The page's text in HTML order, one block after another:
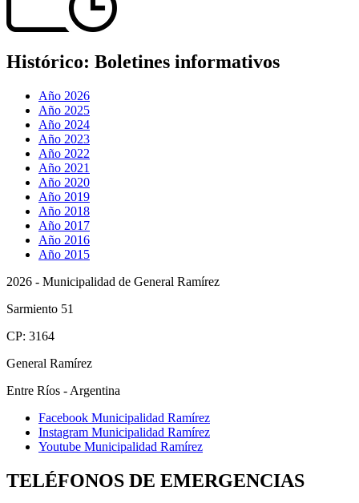
Histórico: Boletines informativos
Año 2026
Año 2025
Año 2024
Año 2023
Año 2022
Año 2021
Año 2020
Año 2019
Año 2018
Año 2017
Año 2016
Año 2015
2026 - Municipalidad de General Ramírez
Sarmiento 51
CP: 3164
General Ramírez
Entre Ríos - Argentina
Facebook Municipalidad Ramírez
Instagram Municipalidad Ramírez
Youtube Municipalidad Ramírez
TELÉFONOS DE EMERGENCIAS